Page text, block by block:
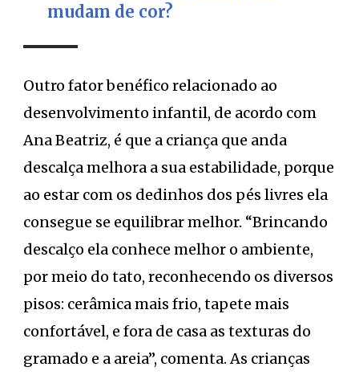
mudam de cor?
Outro fator benéfico relacionado ao
desenvolvimento infantil, de acordo com
Ana Beatriz, é que a criança que anda
descalça melhora a sua estabilidade, porque
ao estar com os dedinhos dos pés livres ela
consegue se equilibrar melhor. “Brincando
descalço ela conhece melhor o ambiente,
por meio do tato, reconhecendo os diversos
pisos: cerâmica mais frio, tapete mais
confortável, e fora de casa as texturas do
gramado e a areia”, comenta. As crianças